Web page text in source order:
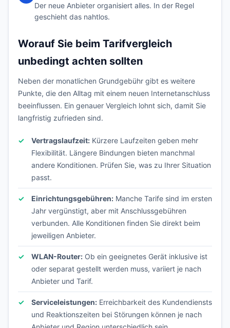
Der neue Anbieter organisiert alles. In der Regel
geschieht das nahtlos.
Worauf Sie beim Tarifvergleich
unbedingt achten sollten
Neben der monatlichen Grundgebühr gibt es weitere
Punkte, die den Alltag mit einem neuen Internetanschluss
beeinflussen. Ein genauer Vergleich lohnt sich, damit Sie
langfristig zufrieden sind.
Vertragslaufzeit: Kürzere Laufzeiten geben mehr
Flexibilität. Längere Bindungen bieten manchmal
andere Konditionen. Prüfen Sie, was zu Ihrer Situation
passt.
Einrichtungsgebühren: Manche Tarife sind im ersten
Jahr vergünstigt, aber mit Anschlussgebühren
verbunden. Alle Konditionen finden Sie direkt beim
jeweiligen Anbieter.
WLAN-Router: Ob ein geeignetes Gerät inklusive ist
oder separat gestellt werden muss, variiert je nach
Anbieter und Tarif.
Serviceleistungen: Erreichbarkeit des Kundendiensts
und Reaktionszeiten bei Störungen können je nach